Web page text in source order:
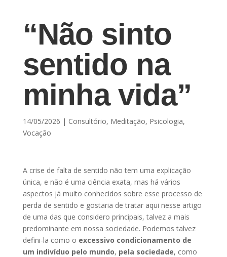
“Não sinto
sentido na
minha vida”
14/05/2026 | Consultório, Meditação, Psicologia,
Vocação
A crise de falta de sentido não tem uma explicação
única, e não é uma ciência exata, mas há vários
aspectos já muito conhecidos sobre esse processo de
perda de sentido e gostaria de tratar aqui nesse artigo
de uma das que considero principais, talvez a mais
predominante em nossa sociedade. Podemos talvez
defini-la como o excessivo condicionamento de
um indivíduo pelo mundo, pela sociedade, como